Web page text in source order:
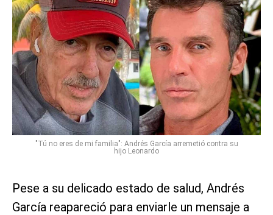
"Tú no eres de mi familia": Andrés García arremetió contra su
hijo Leonardo
Pese a su delicado estado de salud, Andrés
García reapareció para enviarle un mensaje a